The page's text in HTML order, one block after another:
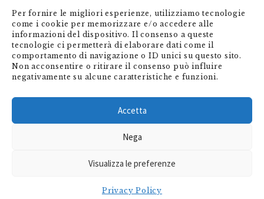
Per fornire le migliori esperienze, utilizziamo tecnologie
come i cookie per memorizzare e/o accedere alle
informazioni del dispositivo. Il consenso a queste
tecnologie ci permetterà di elaborare dati come il
comportamento di navigazione o ID unici su questo sito.
Non acconsentire o ritirare il consenso può influire
negativamente su alcune caratteristiche e funzioni.
Accetta
Nega
Visualizza le preferenze
Privacy Policy
Spese di spedizione
Politica dei resi
Informativa sulla privacy
Il mio account
Carrello
Via Giovanni Antonio Orelli 29
Casella postale 563